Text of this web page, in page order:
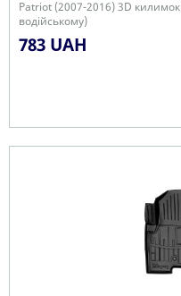
Patriot (2007-2016) 3D
водійському)
783 UAH